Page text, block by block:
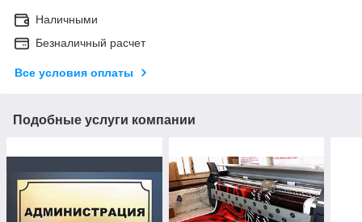
Наличными
Безналичный расчет
Все условия оплаты
Подобные услуги компании